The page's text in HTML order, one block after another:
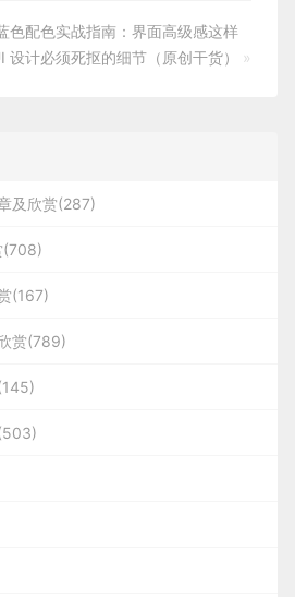
色配色实战指南：界面高级感这样
设计必须死抠的细节（原创干货） »
及欣赏(287)
(708)
(167)
赏(789)